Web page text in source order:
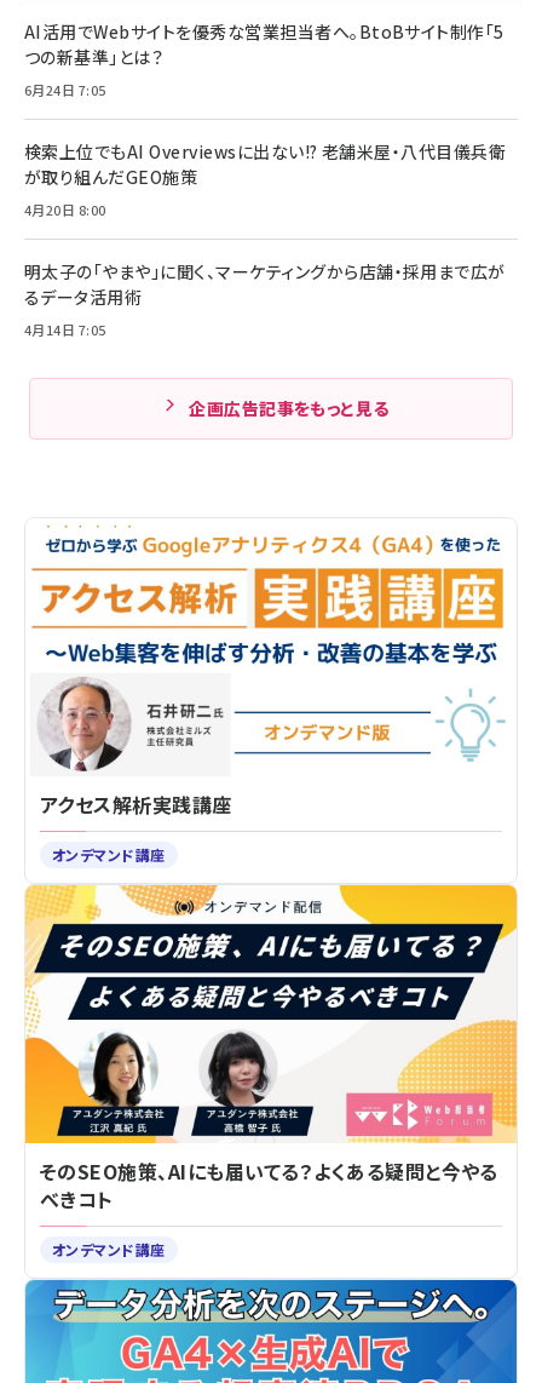
AI活用でWebサイトを優秀な営業担当者へ。BtoBサイト制作「5
つの新基準」とは？
6月24日 7:05
検索上位でもAI Overviewsに出ない!? 老舗米屋・八代目儀兵衛
が取り組んだGEO施策
4月20日 8:00
明太子の「やまや」に聞く、マーケティングから店舗・採用まで広が
るデータ活用術
4月14日 7:05
企画広告記事をもっと見る
アクセス解析実践講座
オンデマンド講座
そのSEO施策、AIにも届いてる？よくある疑問と今やる
べきコト
オンデマンド講座